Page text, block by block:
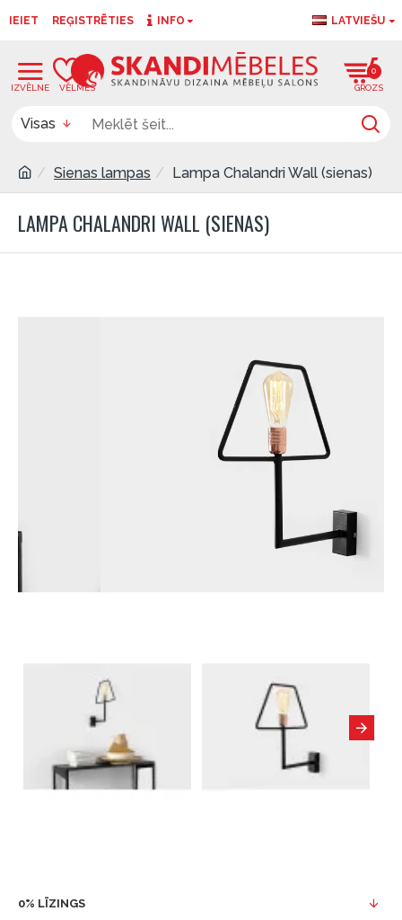
IEIET REĢISTRĒTIES INFO LATVIEŠU
0
Visas
Sienas lampas Lampa Chalandri Wall (sienas)
LAMPA CHALANDRI WALL (SIENAS)
0% LĪZINGS